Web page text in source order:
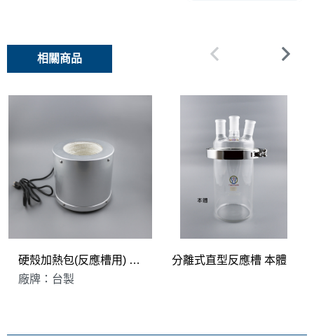
相關商品
硬殼加熱包(反應槽用) 台製
廠牌：台製
分離式直型反應槽 本體